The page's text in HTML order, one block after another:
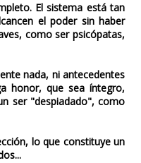
El sistema está tan
el poder sin haber
como ser psicópatas,
nada, ni antecedentes
honor, que sea íntegro,
ser "despiadado", como
lo que constituye un